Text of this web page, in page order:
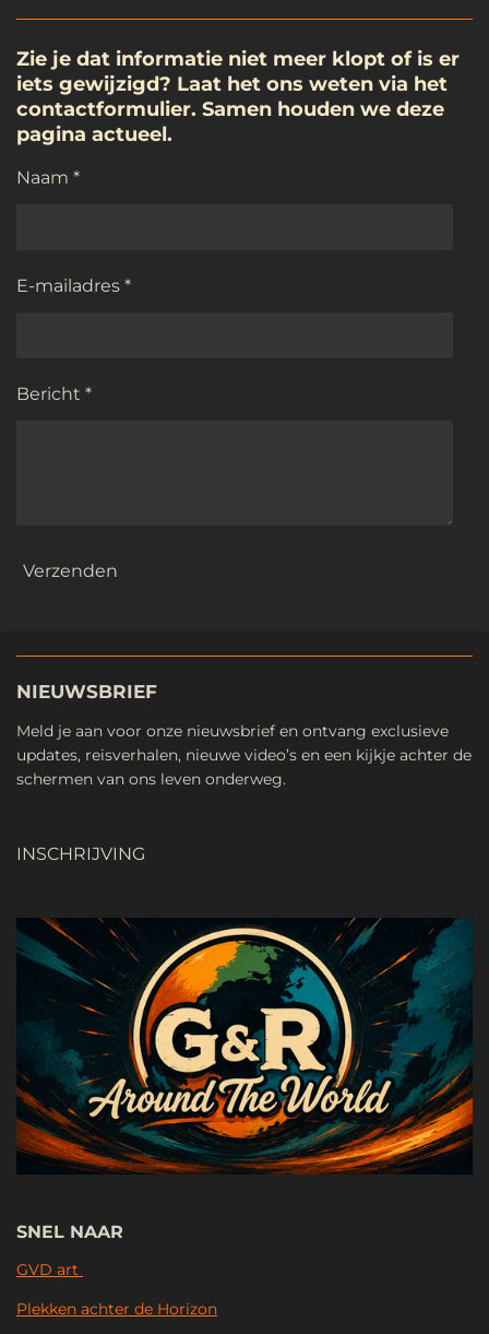
Zie je dat informatie niet meer klopt of is er
iets gewijzigd? Laat het ons weten via het
contactformulier. Samen houden we deze
pagina actueel.
Naam *
E-mailadres *
Bericht *
Verzenden
NIEUWSBRIEF
Meld je aan voor onze nieuwsbrief en ontvang exclusieve
updates, reisverhalen, nieuwe video’s en een kijkje achter de
schermen van ons leven onderweg.
INSCHRIJVING
SNEL NAAR
GVD art
Plekken achter de Horizon